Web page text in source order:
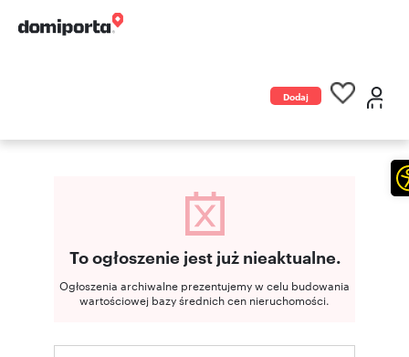
Dodaj
To ogłoszenie jest już nieaktualne.
Ogłoszenia archiwalne prezentujemy w celu budowania
wartościowej bazy średnich cen nieruchomości.